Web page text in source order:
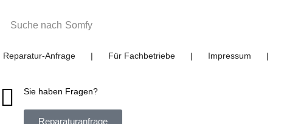
Suche nach Somfy
Reparatur-Anfrage ❘ Für Fachbetriebe ❘ Impressum ❘
Sie haben Fragen?
Reparaturanfrage